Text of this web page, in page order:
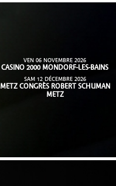
VEN 06 NOVEMBRE 2026
CASINO 2000 MONDORF-LES-BAINS
SAM 12 DÉCEMBRE 2026
METZ CONGRÈS ROBERT SCHUMAN
METZ